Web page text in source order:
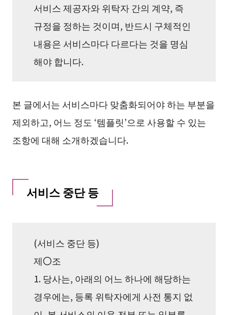
서비스 제공자와 위탁자 간의 계약, 즉
규정을 정하는 것이며, 반드시 구체적인
내용은 서비스마다 다르다는 것을 명심
해야 합니다.
본 글에서는 서비스마다 맞춤화되어야 하는 부분을
제외하고, 어느 정도 ‘템플릿’으로 사용할 수 있는
조항에 대해 소개하겠습니다.
서비스 중단 등
(서비스 중단 등)
제〇조
1. 당사는, 아래의 어느 하나에 해당하는
경우에는, 등록 위탁자에게 사전 통지 없